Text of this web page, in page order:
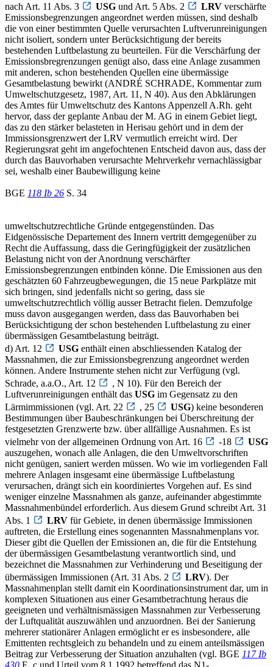
nach Art. 11 Abs. 3
USG und Art. 5 Abs. 2 LRV verschärfte
Emissionsbegrenzungen angeordnet werden müssen, sind deshalb
die von einer bestimmten Quelle verursachten Luftverunreinigungen
nicht isoliert, sondern unter Berücksichtigung der bereits
bestehenden Luftbelastung zu beurteilen. Für die Verschärfung der
Emissionsbregrenzungen genügt also, dass eine Anlage zusammen
mit anderen, schon bestehenden Quellen eine übermässige
Gesamtbelastung bewirkt (ANDRÉ SCHRADE, Kommentar zum
Umweltschutzgesetz, 1987, Art. 11, N 40). Aus den Abklärungen
des Amtes für Umweltschutz des Kantons Appenzell A.Rh. geht
hervor, dass der geplante Anbau der M. AG in einem Gebiet liegt,
das zu den stärker belasteten in Herisau gehört und in dem der
Immissionsgrenzwert der LRV vermutlich erreicht wird. Der
Regierungsrat geht im angefochtenen Entscheid davon aus, dass der
durch das Bauvorhaben verursachte Mehrverkehr vernachlässigbar
sei, weshalb einer Baubewilligung keine
BGE 118 Ib 26 S. 34
umweltschutzrechtliche Gründe entgegenstünden. Das
Eidgenössische Departement des Innern vertritt demgegenüber zu
Recht die Auffassung, dass die Geringfügigkeit der zusätzlichen
Belastung nicht von der Anordnung verschärfter
Emissionsbegrenzungen entbinden könne. Die Emissionen aus den
geschätzten 60 Fahrzeugbewegungen, die 15 neue Parkplätze mit
sich bringen, sind jedenfalls nicht so gering, dass sie
umweltschutzrechtlich völlig ausser Betracht fielen. Demzufolge
muss davon ausgegangen werden, dass das Bauvorhaben bei
Berücksichtigung der schon bestehenden Luftbelastung zu einer
übermässigen Gesamtbelastung beiträgt.
d) Art. 12
USG enthält einen abschliessenden Katalog der
Massnahmen, die zur Emissionsbegrenzung angeordnet werden
können. Andere Instrumente stehen nicht zur Verfügung (vgl.
Schrade, a.a.O., Art. 12
, N 10). Für den Bereich der
Luftverunreinigungen enthält das USG im Gegensatz zu den
Lärmimmissionen (vgl. Art. 22
, 25 USG) keine besonderen
Bestimmungen über Baubeschränkungen bei Überschreitung der
festgesetzten Grenzwerte bzw. über allfällige Ausnahmen. Es ist
vielmehr von der allgemeinen Ordnung von Art. 16
-18
USG
auszugehen, wonach alle Anlagen, die den Umweltvorschriften
nicht genügen, saniert werden müssen. Wo wie im vorliegenden Fall
mehrere Anlagen insgesamt eine übermässige Luftbelastung
verursachen, drängt sich ein koordiniertes Vorgehen auf. Es sind
weniger einzelne Massnahmen als ganze, aufeinander abgestimmte
Massnahmenbündel erforderlich. Aus diesem Grund schreibt Art. 31
Abs. 1
LRV für Gebiete, in denen übermässige Immissionen
auftreten, die Erstellung eines sogenannten Massnahmenplans vor.
Dieser gibt die Quellen der Emissionen an, die für die Entstehung
der übermässigen Gesamtbelastung verantwortlich sind, und
bezeichnet die Massnahmen zur Verhinderung und Beseitigung der
übermässigen Immissionen (Art. 31 Abs. 2
LRV). Der
Massnahmenplan stellt damit ein Koordinationsinstrument dar, um in
komplexen Situationen aus einer Gesamtbetrachtung heraus die
geeigneten und verhältnismässigen Massnahmen zur Verbesserung
der Luftqualität auszuwählen und anzuordnen. Bei der Sanierung
mehrerer stationärer Anlagen ermöglicht er es insbesondere, alle
Emittenten rechtsgleich zu behandeln und zu einem anteilsmässigen
Beitrag zur Verbesserung der Situation anzuhalten (vgl. BGE 117 Ib
430 E. c und Urteil vom 8.1.1992 betreffend das N1-